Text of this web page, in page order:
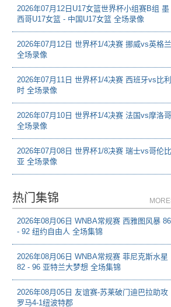
2026年07月12日U17女篮世界杯小组赛B组 墨
西哥U17女篮 - 中国U17女篮 全场录像
2026年07月12日 世界杯1/4决赛 挪威vs英格兰
全场录像
2026年07月11日 世界杯1/4决赛 西班牙vs比利
时 全场录像
2026年07月10日 世界杯1/4决赛 法国vs摩洛哥
全场录像
2026年07月08日 世界杯1/8决赛 瑞士vs哥伦比
亚 全场录像
热门集锦
2026年08月06日 WNBA常规赛 西雅图风暴 86
- 92 纽约自由人 全场集锦
2026年08月06日 WNBA常规赛 菲尼克斯水星
82 - 96 亚特兰大梦想 全场集锦
2026年08月05日 友谊赛-苏莱破门迪巴拉助攻
罗马4-1纽波特郡